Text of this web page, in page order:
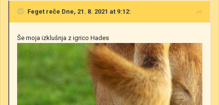
Feget reče Dne, 21. 8. 2021 at 9:12:
Še moja izklušnja z igrico Hades